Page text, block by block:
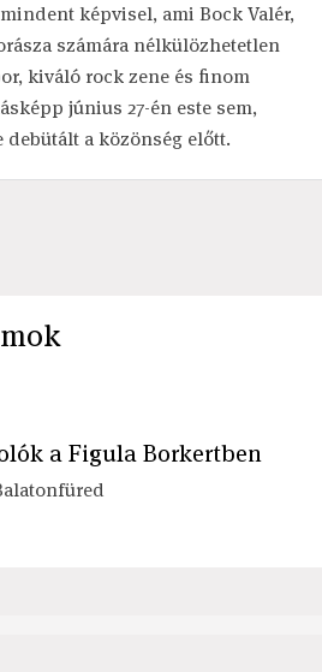
képvisel, ami Bock Valér,
számára nélkülözhetetlen
kiváló rock zene és finom
június 27-én este sem,
debütált a közönség előtt.
a Figula Borkertben